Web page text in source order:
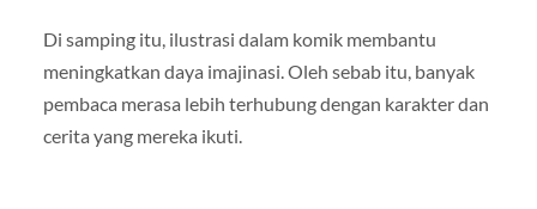
Di samping itu, ilustrasi dalam komik membantu
meningkatkan daya imajinasi. Oleh sebab itu, banyak
pembaca merasa lebih terhubung dengan karakter dan
cerita yang mereka ikuti.